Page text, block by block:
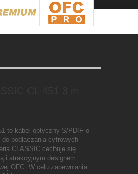
to kabel optyczny S/PDIF o
podłączania cyfrowych
CLASSIC cechuje się
i atrakcyjnym designem.
OFC. W celu zapewniania